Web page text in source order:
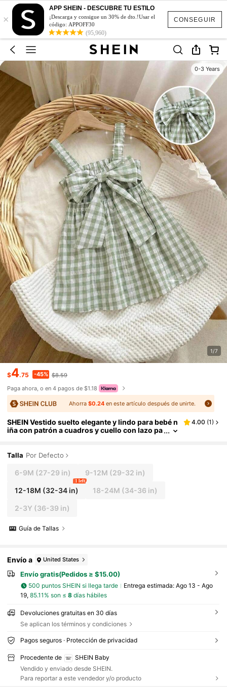
CONSEGUIR
×
APP SHEIN - DESCUBRE TU ESTILO
¡Descarga y consigue un 30% de dto.!Usar el
código: APPOFF30
(95,960)
0-3 Years
1/7
$4.75 -45% $8.59
Paga ahora, o en 4 pagos de $1.18
Ahorra $0.24en este artículo después de unirte.
SHEIN Vestido suelto elegante y lindo para bebé n
iña con patrón a cuadros y cuello con lazo pa
4.00 (1)
Talla Por Defecto
6-9M (27-29 in) 9-12M (29-32 in)
12-18M (32-34 in)
1 left
18-24M (34-36 in)
2-3Y (36-39 in)
Guía de Tallas
Envío a United States
Envío gratis(Pedidos ≥ $15.00)
500 puntos SHEIN si llega tarde Entrega estimada: Ago 13 - Ago
19, 85.11% son ≤ 8días hábiles
Devoluciones gratuitas en 30 días
Se aplican los términos y condiciones
Pagos seguros · Protección de privacidad
Procedente de
SHEIN Baby
Vendido y enviado desde SHEIN.
Para reportar a este vendedor y/o producto